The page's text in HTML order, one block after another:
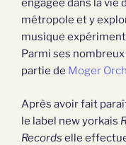
engagée dans la vie
métropole et y
musique
Parmi ses
partie de Moger
Après avoir fait
le label new yorkais
Records elle